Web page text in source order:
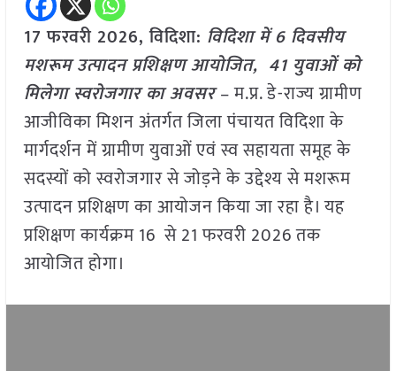
17 फरवरी 2026, विदिशा: विदिशा में 6 दिवसीय
मशरूम उत्पादन प्रशिक्षण आयोजित, 41 युवाओं को
मिलेगा स्वरोजगार का अवसर– म.प्र. डे-राज्य ग्रामीण
आजीविका मिशन अंतर्गत जिला पंचायत विदिशा के
मार्गदर्शन में ग्रामीण युवाओं एवं स्व सहायता समूह के
सदस्यों को स्वरोजगार से जोड़ने के उद्देश्य से मशरूम
उत्पादन प्रशिक्षण का आयोजन किया जा रहा है। यह
प्रशिक्षण कार्यक्रम 16 से 21 फरवरी 2026 तक
आयोजित होगा।